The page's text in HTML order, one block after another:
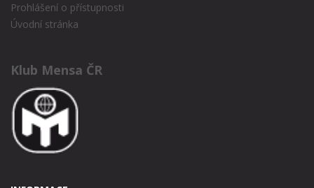
Prohlášení o přístupnosti
Úvodní stránka
Klub Mensa ČR